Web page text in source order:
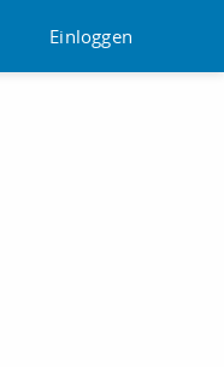
Einloggen